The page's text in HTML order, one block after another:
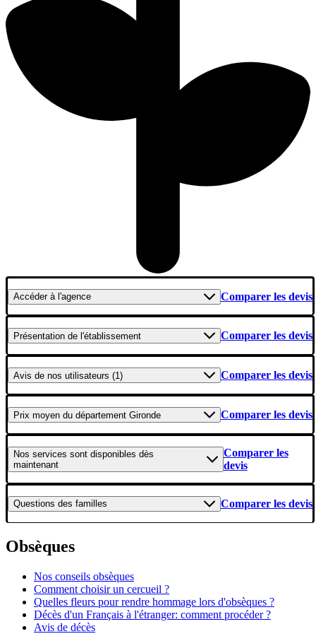
Accéderà l'agence Comparer les devis
Présentation de l'établissement Comparer les devis
Avis de nos utilisateurs (1) Comparer les devis
Prix moyen du département Gironde Comparer les devis
Nos services sont disponibles dès
maintenant
Comparer les
devis
Questions des familles Comparer les devis
Obsèques
Nos conseils obsèques
Comment choisir un cercueil ?
Quelles fleurs pour rendre hommage lors d'obsèques ?
Décès d'un Français à l'étranger: comment procéder ?
Avis de décès